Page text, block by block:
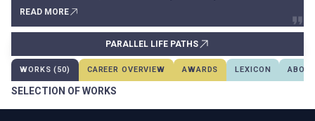
körben való átadásához. Pályájának ívét kettős –
tudományos, illetve művészi – érdeklődésének kölcsönhatása
READ MORE
PARALLEL LIFE PATHS
WORKS (50) CAREER OVERVIEW AWARDS LEXICON
SELECTION OF WORKS